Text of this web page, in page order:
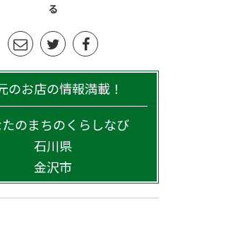
る
のお店の情報満載！
のまちのくらしなび
石川県
金沢市